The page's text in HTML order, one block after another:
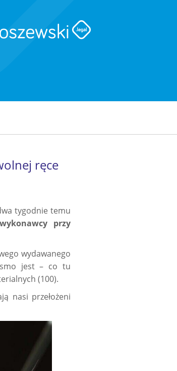
ręce
tygodnie temu
przy
wydawanego
jest – co tu
(100).
nasi przełożeni